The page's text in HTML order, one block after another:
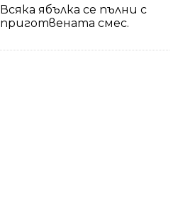
Всяка ябълка се пълни с
приготвената смес.